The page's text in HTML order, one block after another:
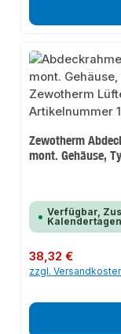
Zewotherm
mont. Gehäuse,
Verfügbar,
Kalendertagen
Regulärer Preis:
38,32 €
zzgl.